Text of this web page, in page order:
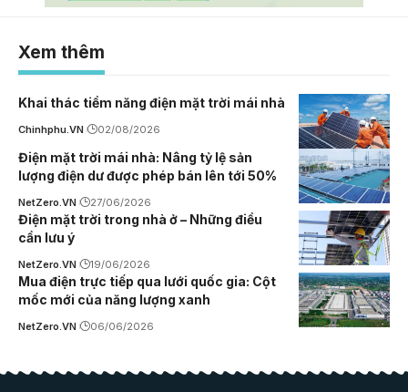
Xem thêm
Khai thác tiềm năng điện mặt trời mái nhà
Chinhphu.VN 02/08/2026
Điện mặt trời mái nhà: Nâng tỷ lệ sản
lượng điện dư được phép bán lên tới 50%
NetZero.VN 27/06/2026
Điện mặt trời trong nhà ở – Những điều
cần lưu ý
NetZero.VN 19/06/2026
Mua điện trực tiếp qua lưới quốc gia: Cột
mốc mới của năng lượng xanh
NetZero.VN 06/06/2026